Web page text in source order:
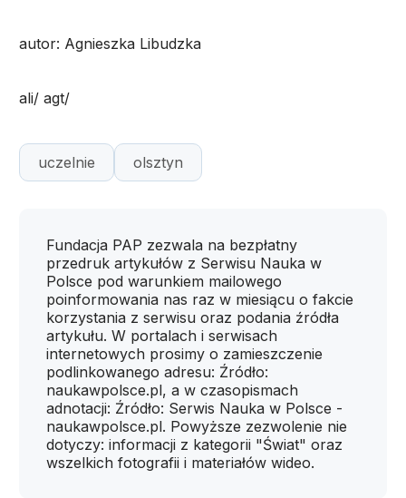
autor: Agnieszka Libudzka
ali/ agt/
uczelnie olsztyn
Fundacja PAP zezwala na bezpłatny
przedruk artykułów z Serwisu Nauka w
Polsce pod warunkiem mailowego
poinformowania nas raz w miesiącu o fakcie
korzystania z serwisu oraz podania źródła
artykułu. W portalach i serwisach
internetowych prosimy o zamieszczenie
podlinkowanego adresu: Źródło:
naukawpolsce.pl, a w czasopismach
adnotacji: Źródło: Serwis Nauka w Polsce -
naukawpolsce.pl. Powyższe zezwolenie nie
dotyczy: informacji z kategorii "Świat" oraz
wszelkich fotografii i materiałów wideo.